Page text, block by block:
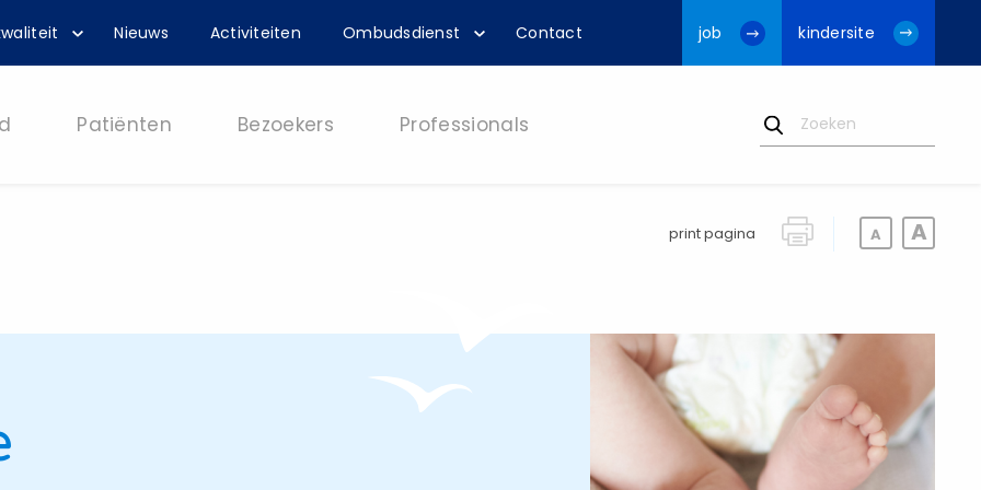
Nieuws Activiteiten Ombudsdienst Contact job kindersite
Patiënten Bezoekers Professionals
print pagina